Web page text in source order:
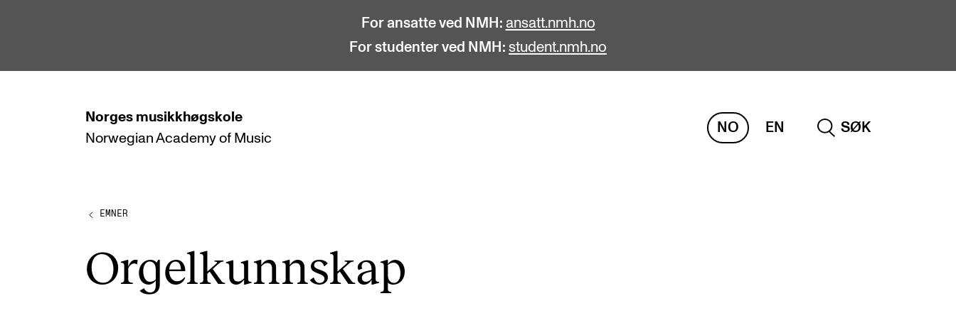
For ansatte ved NMH: ansatt.nmh.no
For studenter ved NMH: student.nmh.no
Norges musikkhøgskole
Norwegian Academy of Music
NO EN
SØK
STUDIER
Bachelor
Doktorgrad
Årsstudium og videreutdanning
Salane våre
Studentutvalet SUT (student.nmh.no)
EMNER
Orgel­kunn­skap